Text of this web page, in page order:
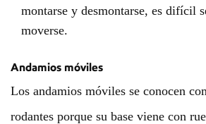
montarse y desmontarse, es difícil
moverse.
Andamios móviles
Los andamios móviles se conocen
rodantes porque su base viene con